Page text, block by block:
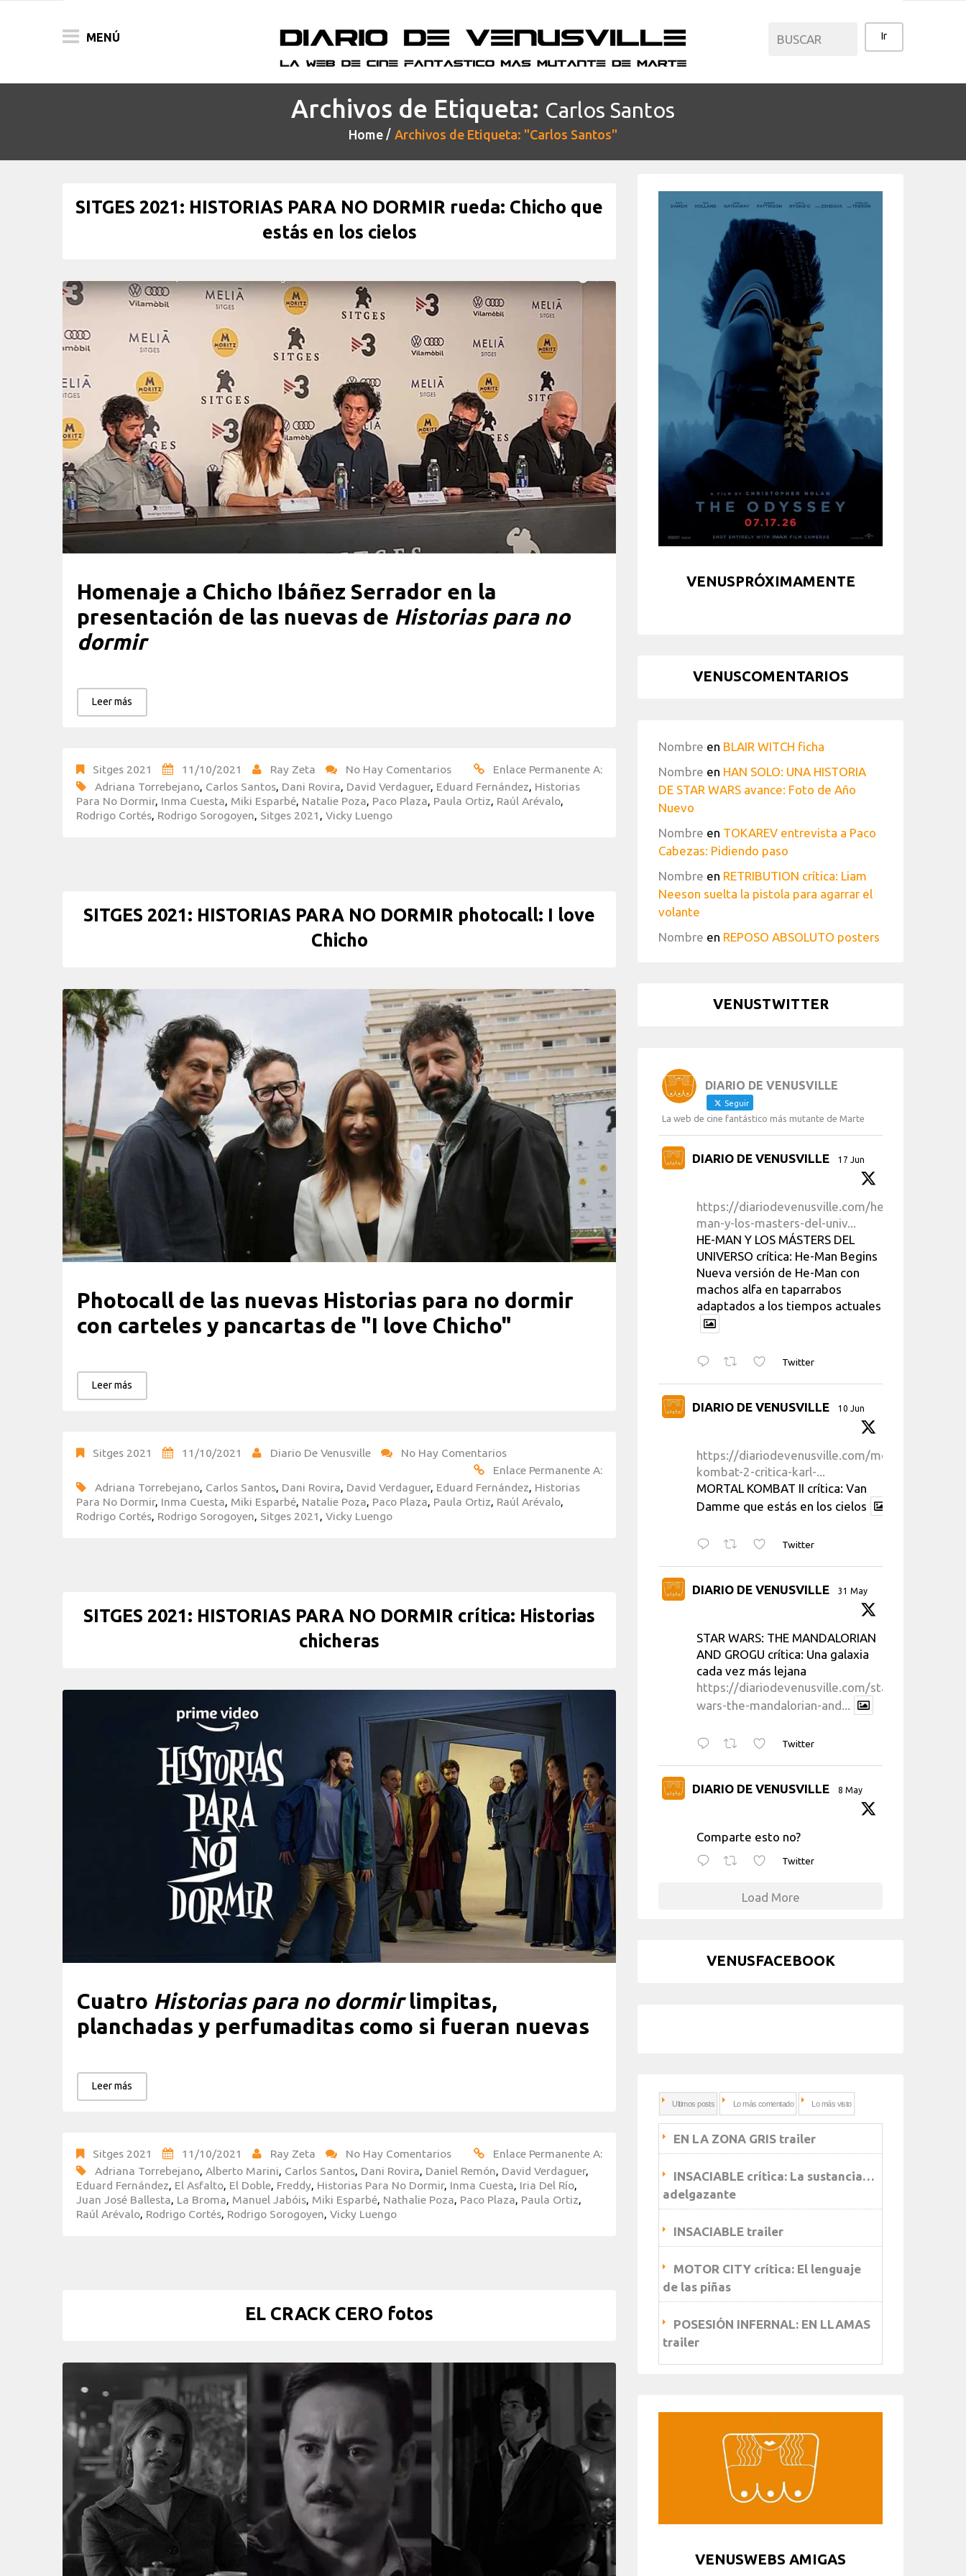
MENÚ
Archivos de Etiqueta: Carlos Santos
Home Archivos de Etiqueta: "Carlos Santos"
SITGES 2021: HISTORIAS PARA NO DORMIR rueda: Chicho que
estás en los cielos
Homenaje a Chicho Ibáñez Serrador en la
presentación de las nuevas de Historias para no
dormir
Leer más
Sitges 2021 11/10/2021 Ray Zeta No Hay Comentarios
Enlace Permanente A:
Adriana Torrebejano, Carlos Santos, Dani Rovira, David Verdaguer, Eduard Fernández, Historias
Para No Dormir, Inma Cuesta, Miki Esparbé, Natalie Poza, Paco Plaza, Paula Ortiz, Raúl Arévalo,
Rodrigo Cortés, Rodrigo Sorogoyen, Sitges 2021 , Vicky Luengo
SITGES 2021: HISTORIAS PARA NO DORMIR photocall: I love
Chicho
Photocall de las nuevas Historias para no dormir
con carteles y pancartas de "I love Chicho"
Leer más
Sitges 2021 11/10/2021 Diario De Venusville
No Hay Comentarios
Enlace Permanente A:
Adriana Torrebejano, Carlos Santos, Dani Rovira, David Verdaguer, Eduard Fernández, Historias
Para No Dormir, Inma Cuesta, Miki Esparbé, Natalie Poza, Paco Plaza, Paula Ortiz, Raúl Arévalo,
Rodrigo Cortés, Rodrigo Sorogoyen, Sitges 2021 , Vicky Luengo
SITGES 2021: HISTORIAS PARA NO DORMIR crítica: Historias
chicheras
Cuatro Historias para no dormirlimpitas,
planchadas y perfumaditas como si fueran nuevas
Leer más
Sitges 2021 11/10/2021 Ray Zeta No Hay Comentarios
Enlace Permanente A:
Adriana Torrebejano Alberto Marini Carlos Santos Dani Rovira Daniel Remón David Verdaguer,
Eduard Fernández El Asfalto El Doble Freddy Historias Para No Dormir, Inma Cuesta Iria Del Río
Juan José Ballesta La Broma Manuel Jabóis Miki Esparbé Nathalie Poza Paco Plaza Paula Ortiz
Raúl Arévalo Rodrigo Cortés Rodrigo Sorogoyen Vicky Luengo
EL CRACK CERO fotos
VENUSPRÓXIMAMENTE
VENUSCOMENTARIOS
Nombre en BLAIR WITCH ficha
Nombre en HAN SOLO: UNA HISTORIA
DE STAR WARS avance: Foto de Año
Nuevo
Nombre en TOKAREV entrevista a Paco
Cabezas: Pidiendo paso
Nombre en RETRIBUTION crítica: Liam
Neeson suelta la pistola para agarrar el
volante
Nombre en REPOSO ABSOLUTO posters
VENUSTWITTER
DIARIO DE VENUSVILLE
Seguir
La web de cine fantástico más mutante de Marte
DIARIO DE VENUSVILLE 17 Jun
https://diariodevenusville.com/he-
man-y-los-masters-del-univ...
HE-MAN Y LOS MÁSTERS DEL
UNIVERSO crítica: He-Man Begins
Nueva versión de He-Man con
machos alfa en taparrabos
adaptados a los tiempos actuales
Twitter
DIARIO DE VENUSVILLE 10 Jun
https://diariodevenusville.com/mortal-
kombat-2-critica-karl-...
MORTAL KOMBAT II crítica: Van
Damme que estás en los cielos
Twitter
DIARIO DE VENUSVILLE 31 May
STAR WARS: THE MANDALORIAN
AND GROGU crítica: Una galaxia
cada vez más lejana
https://diariodevenusville.com/star-
wars-the-mandalorian-and...
Twitter
DIARIO DE VENUSVILLE 8 May
Comparte esto no?
Twitter
Load More
VENUSFACEBOOK
Ultimos posts Lo más comentado Lo más visto
EN LA ZONA GRIS trailer
INSACIABLE crítica: La sustancia…
adelgazante
INSACIABLE trailer
MOTOR CITY crítica: El lenguaje
de las piñas
POSESIÓN INFERNAL: EN LLAMAS
trailer
VENUSWEBS AMIGAS
FESTIVALES